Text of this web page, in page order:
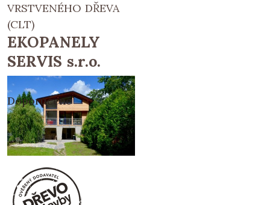
VRSTVENÉHO DŘEVA
(CLT)
EKOPANELY
SERVIS s.r.o.
Doporučené